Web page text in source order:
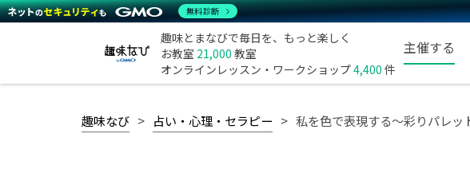
趣味とまなびで毎日を、もっと楽しく
お教室 21,000 教室
オンラインレッスン・ワークショップ4,400 件
主催する
趣味なび 占い・心理・セラピー 私を色で表現する～彩りパレッ
無料診断